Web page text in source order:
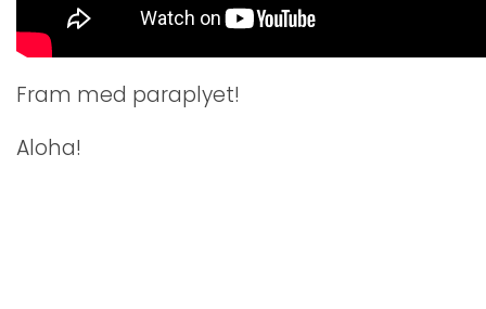
Fram med paraplyet!
Aloha!